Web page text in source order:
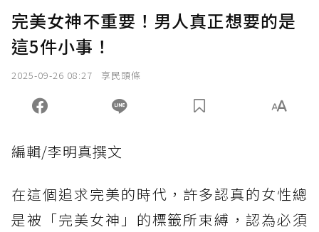
完美女神不重要！男人真正想要的是
這5件小事！
2025-09-26 08:27 享民頭條
編輯/李明真撰文
在這個追求完美的時代，許多認真的女性總
是被「完美女神」的標籤所束縛，認為必須